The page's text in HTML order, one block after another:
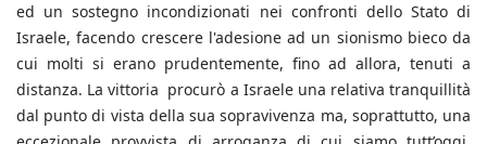
ed un sostegno incondizionati nei confronti dello Stato di
Israele, facendo crescere l'adesione ad un sionismo bieco da
cui molti si erano prudentemente, fino ad allora, tenuti a
distanza. La vittoria procurò a Israele una relativa tranquillità
dal punto di vista della sua sopravivenza ma, soprattutto, una